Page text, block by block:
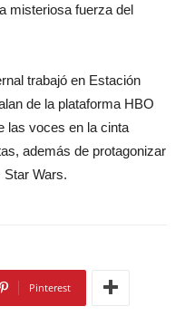
misteriosa fuerza del
trabajó en Estación
de la plataforma HBO
las voces en la cinta
además de protagonizar
Star Wars.
Pinterest